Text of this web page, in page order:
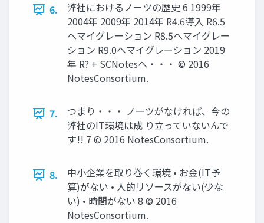
6.
弊社におけるノーツの歴史 6 1999年
2004年 2009年 2014年 R4.6導入 R6.5
へマイグレーション R8.5へマイグレー
ション R9.0へマイグレーション 2019
年 R? + SCNotesへ・・・ © 2016
NotesConsortium.
7.
つまり・・・ ノーツがなければ、今の
弊社のIT環境は成 り立っていないんで
す!! 7 © 2016 NotesConsortium.
8.
中小企業を取り巻く環境 • お金(IT予
算)がない • 人的リソースがない(少な
い) • 時間がない 8 © 2016
NotesConsortium.